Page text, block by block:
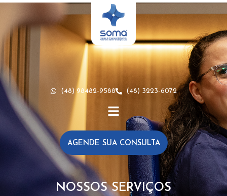
(48) 98482-9588 (48) 3223-6072
AGENDE SUA CONSULTA
NOSSOS SERVIÇOS